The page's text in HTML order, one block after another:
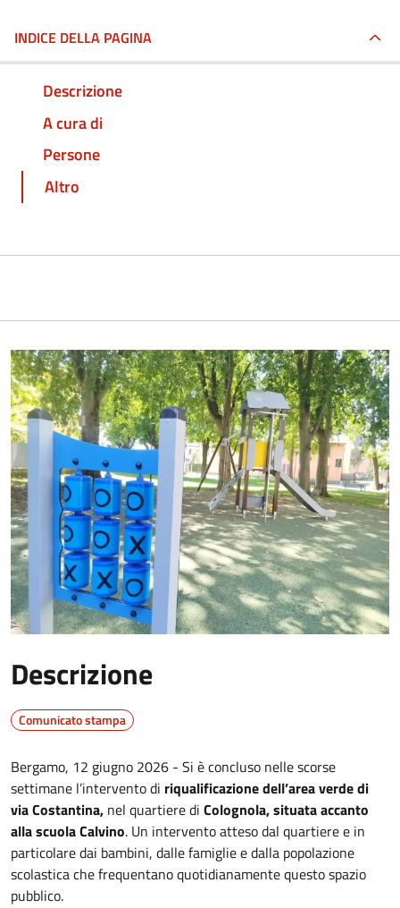
INDICE DELLA PAGINA
Descrizione
A cura di
Persone
Altro
Descrizione
Comunicato stampa
Bergamo, 12 giugno 2026 - Si è concluso nelle scorse
settimane l’intervento di riqualificazione dell’area verde di
via Costantina, nel quartiere di Colognola, situata accanto
alla scuola Calvino. Un intervento atteso dal quartiere e in
particolare dai bambini, dalle famiglie e dalla popolazione
scolastica che frequentano quotidianamente questo spazio
pubblico.